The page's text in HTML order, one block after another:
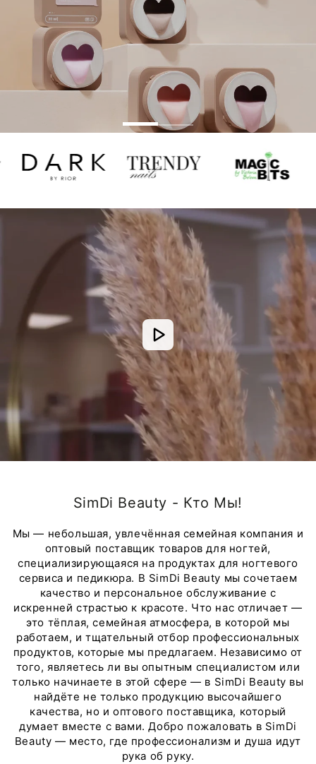
SimDi Beauty - Кто Мы!
Мы — небольшая, увлечённая семейная компания и
оптовый поставщик товаров для ногтей,
специализирующаяся на продуктах для ногтевого
сервиса и педикюра. В SimDi Beauty мы сочетаем
качество и персональное обслуживание с
искренней страстью к красоте. Что нас отличает —
это тёплая, семейная атмосфера, в которой мы
работаем, и тщательный отбор профессиональных
продуктов, которые мы предлагаем. Независимо от
того, являетесь ли вы опытным специалистом или
только начинаете в этой сфере — в SimDi Beauty вы
найдёте не только продукцию высочайшего
качества, но и оптового поставщика, который
думает вместе с вами. Добро пожаловать в SimDi
Beauty — место, где профессионализм и душа идут
рука об руку.